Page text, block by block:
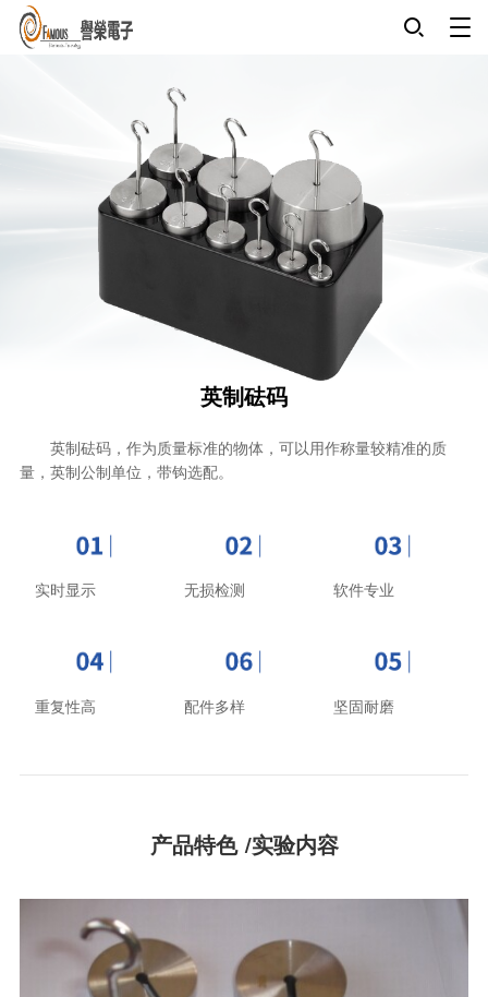
英制砝码
英制砝码，作为质量标准的物体，可以用作称量较精准的质
量，英制公制单位，带钩选配。
实时显示 无损检测 软件专业
重复性高 配件多样 坚固耐磨
产品特色 /实验内容